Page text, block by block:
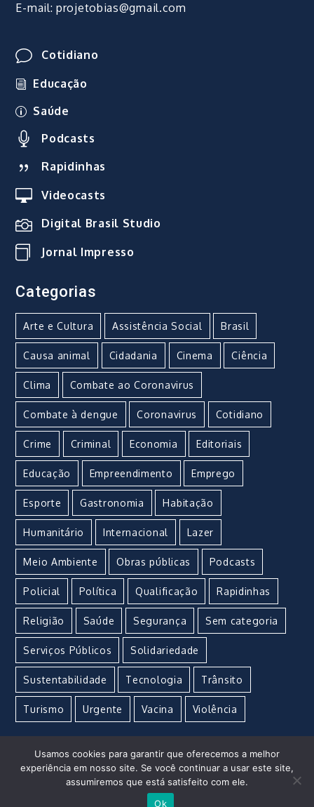
E-mail: projetobias@gmail.com
Cotidiano
Educação
Saúde
Podcasts
Rapidinhas
Videocasts
Digital Brasil Studio
Jornal Impresso
Categorias
Arte e Cultura Assistência Social Brasil
Causa animal Cidadania Cinema Ciência
Clima Combate ao Coronavirus
Combate à dengue Coronavirus Cotidiano
Crime Criminal Economia Editoriais
Educação Empreendimento Emprego
Esporte Gastronomia Habitação
Humanitário Internacional Lazer
Meio Ambiente Obras públicas Podcasts
Policial Política Qualificação Rapidinhas
Religião Saúde Segurança Sem categoria
Serviços Públicos Solidariedade
Sustentabilidade Tecnologia Trânsito
Turismo Urgente Vacina Violência
Imperial Marketing e Propaganda © Copyright 2021 –
Usamos cookies para garantir que oferecemos a melhor
experiência em nosso site. Se você continuar a usar este site,
assumiremos que está satisfeito com ele.
Ok